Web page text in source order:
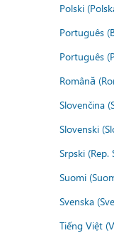
Polski
Português
Português
Română
Slovenčina
Slovenski
Srpski (Rep.
Suomi
Svenska
Tiếng Việt